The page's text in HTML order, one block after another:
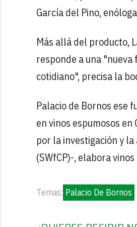
García del Pino,
Más allá del producto,
responde a una
cotidiano", precisa la
Palacio de Bornos ese
en vinos espumosos en
por la investigación y
(SWfCP)-, elabora
Temas: Palacio De Bornos